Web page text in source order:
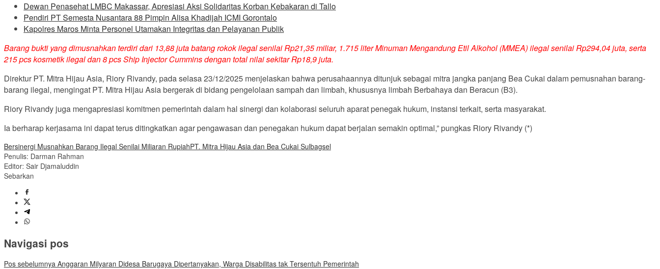
Dewan Penasehat LMBC Makassar, Apresiasi Aksi Solidaritas Korban Kebakaran di Tallo
Pendiri PT Semesta Nusantara 88 Pimpin Alisa Khadijah ICMI Gorontalo
Kapolres Maros Minta Personel Utamakan Integritas dan Pelayanan Publik
Barang bukti yang dimusnahkan terdiri dari 13,88 juta batang rokok ilegal senilai Rp21,35 miliar, 1.715 liter Minuman Mengandung Etil Alkohol (MMEA) ilegal senilai Rp294,04 juta, serta
215 pcs kosmetik ilegal dan 8 pcs Ship Injector Cummins dengan total nilai sekitar Rp18,9 juta.
Direktur PT. Mitra Hijau Asia, Riory Rivandy, pada selasa 23/12/2025 menjelaskan bahwa perusahaannya ditunjuk sebagai mitra jangka panjang Bea Cukai dalam pemusnahan barang-
barang ilegal, mengingat PT. Mitra Hijau Asia bergerak di bidang pengelolaan sampah dan limbah, khususnya limbah Berbahaya dan Beracun (B3).
Riory Rivandy juga mengapresiasi komitmen pemerintah dalam hal sinergi dan kolaborasi seluruh aparat penegak hukum, instansi terkait, serta masyarakat.
Ia berharap kerjasama ini dapat terus ditingkatkan agar pengawasan dan penegakan hukum dapat berjalan semakin optimal,” pungkas Riory Rivandy (*)
Bersinergi Musnahkan Barang Ilegal Senilai Miliaran RupiahPT. Mitra Hijau Asia dan Bea Cukai Sulbagsel
Penulis: Darman Rahman
Editor: Sair Djamaluddin
Sebarkan
Navigasi pos
Pos sebelumnya Anggaran Milyaran Didesa Barugaya Dipertanyakan, Warga Disabilitas tak Tersentuh Pemerintah